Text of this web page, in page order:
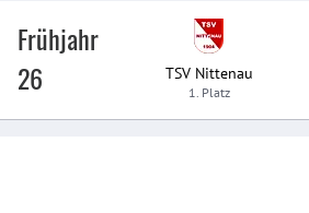
Frühjahr
26
TSV Nittenau
1. Platz